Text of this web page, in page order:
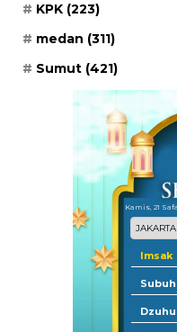
KPK (223)
medan (311)
Sumut (421)
Kamis, 21
Imsak
Subuh